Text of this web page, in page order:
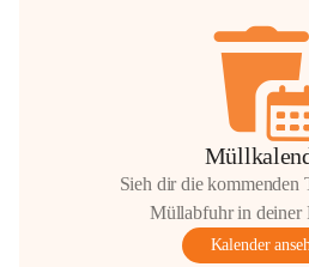
Sieh dir die kommenden
Müllabfuhr in deiner
Kalender